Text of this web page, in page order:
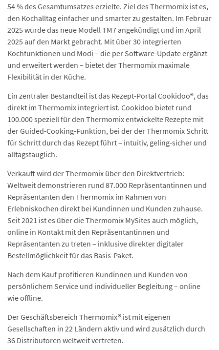
54 % des Gesamtumsatzes erzielte. Ziel des Thermomix ist es,
den Kochalltag einfacher und smarter zu gestalten. Im Februar
2025 wurde das neue Modell TM7 angekündigt und im April
2025 auf den Markt gebracht. Mit über 30 integrierten
Kochfunktionen und Modi – die per Software-Update ergänzt
und erweitert werden – bietet der Thermomix maximale
Flexibilität in der Küche.
Ein zentraler Bestandteil ist das Rezept-Portal Cookidoo®, das
direkt im Thermomix integriert ist. Cookidoo bietet rund
100.000 speziell für den Thermomix entwickelte Rezepte mit
der Guided-Cooking-Funktion, bei der der Thermomix Schritt
für Schritt durch das Rezept führt – intuitiv, geling-sicher und
alltagstauglich.
Verkauft wird der Thermomix über den Direktvertrieb:
Weltweit demonstrieren rund 87.000 Repräsentantinnen und
Repräsentanten den Thermomix im Rahmen von
Erlebniskochen direkt bei Kundinnen und Kunden zuhause.
Seit 2021 ist es über die Thermomix MySites auch möglich,
online in Kontakt mit den Repräsentantinnen und
Repräsentanten zu treten – inklusive direkter digitaler
Bestellmöglichkeit für das Basis-Paket.
Nach dem Kauf profitieren Kundinnen und Kunden von
persönlichem Service und individueller Begleitung – online
wie offline.
Der Geschäftsbereich Thermomix® ist mit eigenen
Gesellschaften in 22 Ländern aktiv und wird zusätzlich durch
36 Distributoren weltweit vertreten.